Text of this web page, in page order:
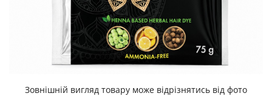
Зовнішній вигляд товару може відрізнятись від фото